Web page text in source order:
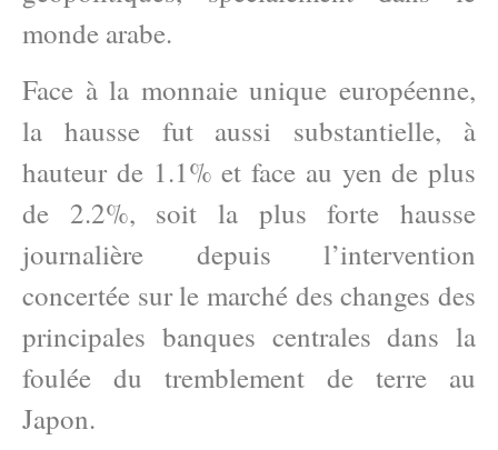
monde arabe.
Face à la monnaie unique européenne,
la hausse fut aussi substantielle, à
hauteur de 1.1% et face au yen de plus
de 2.2%, soit la plus forte hausse
journalière depuis l’intervention
concertée sur le marché des changes des
principales banques centrales dans la
foulée du tremblement de terre au
Japon.